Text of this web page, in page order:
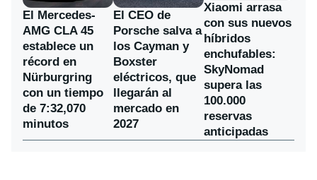
El Mercedes-
AMG CLA 45
establece un
récord en
Nürburgring
con un tiempo
de 7:32,070
minutos
El CEO de
Porsche salva a
los Cayman y
Boxster
eléctricos, que
llegarán al
mercado en
2027
Xiaomi arrasa
con sus nuevos
híbridos
enchufables:
SkyNomad
supera las
100.000
reservas
anticipadas